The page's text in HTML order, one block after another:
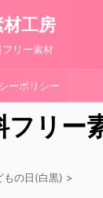
工房
リー素材
ーポリシー
フリー
もの日(白黒) >